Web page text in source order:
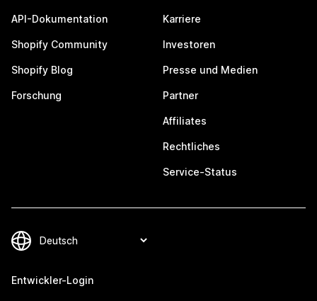
API-Dokumentation
Shopify Community
Shopify Blog
Forschung
Karriere
Investoren
Presse und Medien
Partner
Affiliates
Rechtliches
Service-Status
Entwickler-Login